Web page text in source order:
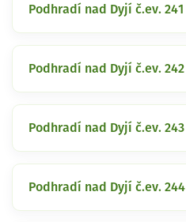
Podhradí nad Dyjí č.ev. 241
Podhradí nad Dyjí č.ev. 242
Podhradí nad Dyjí č.ev. 243
Podhradí nad Dyjí č.ev. 244